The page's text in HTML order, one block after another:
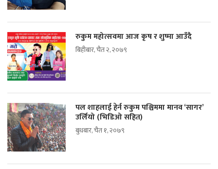
रुकुम महोत्सवमा आज कृष र शुष्मा आउँदै
बिहीबार, चैत २, २०७९
पल शाहलाई हेर्न रुकुम पश्चिममा मानव ‘सागर’
उर्लियो (भिडिओ सहित)
बुधबार, चैत १, २०७९